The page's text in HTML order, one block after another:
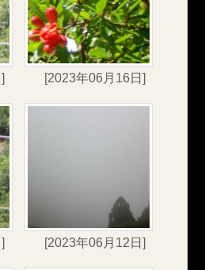
[2023年06月16日]
[2023年06月12日]